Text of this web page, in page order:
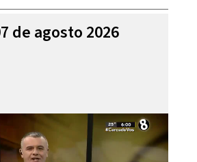
de agosto 2026